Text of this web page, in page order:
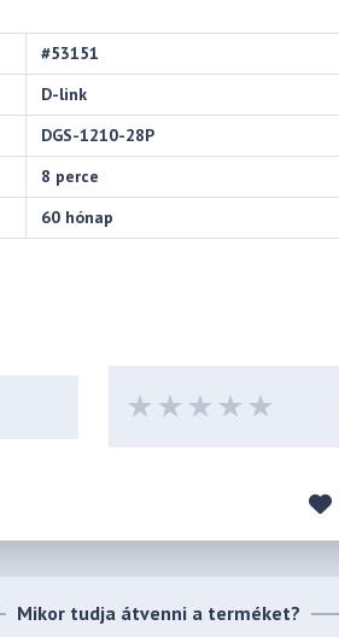
#53151
D-link
DGS-1210-28P
8 perce
60 hónap
Mikor tudja átvenni a terméket?